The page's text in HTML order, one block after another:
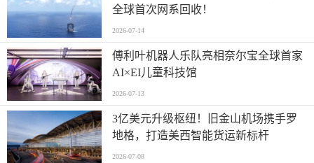
全球首次网系回收！
2026-07-14
傅利叶机器人乐队亮相奈尔宝全球首家
AI×EI儿童科技馆
2026-07-13
​3亿美元升级枢纽！旧金山机场携手罗
地格，打造美西智能货运新标杆
2026-07-08